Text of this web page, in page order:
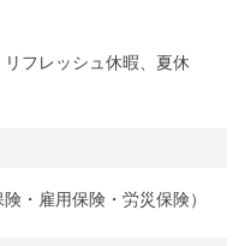
フレッシュ休暇、夏休
・雇用保険・労災保険）